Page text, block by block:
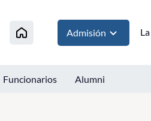
Admisión
Funcionarios Alumni